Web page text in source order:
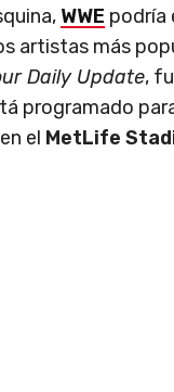
WWE podría
artistas más
Daily Update,
programado
en el MetLife